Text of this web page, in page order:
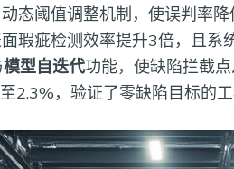
态阈值调整机制，使误判率
瑕疵检测效率提升3倍，且
模型自迭代功能，使缺陷拦截
，验证了零缺陷目标的工